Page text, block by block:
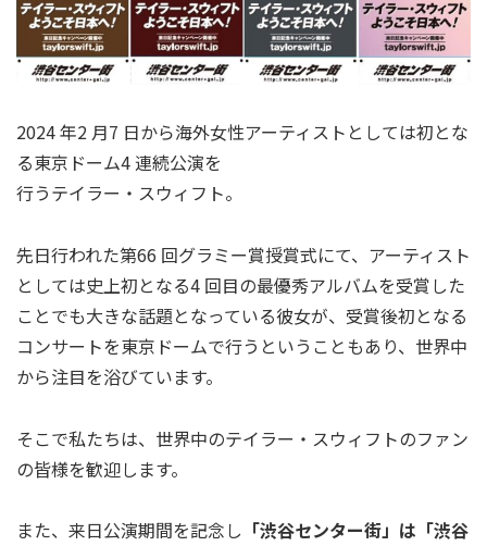
2024 年2 月7 日から海外女性アーティストとしては初とな
る東京ドーム4 連続公演を
行うテイラー・スウィフト。
先日行われた第66 回グラミー賞授賞式にて、アーティスト
としては史上初となる4 回目の最優秀アルバムを受賞した
ことでも大きな話題となっている彼女が、受賞後初となる
コンサートを東京ドームで行うということもあり、世界中
から注目を浴びています。
そこで私たちは、世界中のテイラー・スウィフトのファン
の皆様を歓迎します。
また、来日公演期間を記念し 「渋谷センター街」は「渋谷